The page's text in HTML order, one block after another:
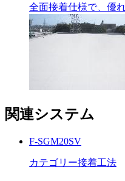
全面接着仕様で、優
関連システム
F-SGM20SV
カテゴリー接着工法